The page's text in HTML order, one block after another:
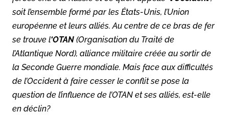
soit l’ensemble formé par les États-Unis, l’Union
européenne et leurs alliés. Au centre de ce bras de fer
se trouve l‘OTAN (Organisation du Traité de
l’Atlantique Nord), alliance militaire créée au sortir de
la Seconde Guerre mondiale. Mais face aux difficultés
de l’Occident à faire cesser le conflit se pose la
question de l’influence de l’OTAN et ses alliés, est-elle
en déclin?